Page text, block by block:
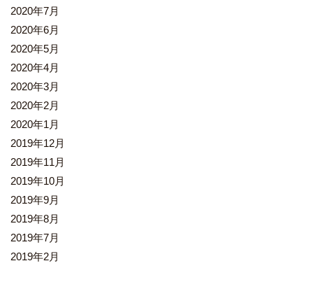
2020年7月
2020年6月
2020年5月
2020年4月
2020年3月
2020年2月
2020年1月
2019年12月
2019年11月
2019年10月
2019年9月
2019年8月
2019年7月
2019年2月